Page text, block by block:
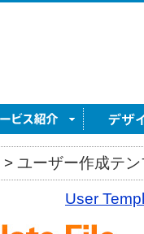
> ユーザー作成テ
User